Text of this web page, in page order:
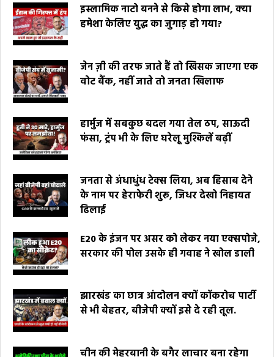
इस्लामिक नाटो बनने से किसे होगा लाभ, क्या
हमेशा केलिए युद्ध का जुगाड़ हो गया?
जेन ज़ी की तरफ जाते हैं तो खिसक जाएगा एक
वोट बैंक, नहीं जाते तो जनता खिलाफ
हार्मुज में सबकुछ बदल गया तेल ठप, साऊदी
फंसा, ट्रंप भी के लिए घरेलू मुश्किलें बढ़ीं
जनता से अंधाधुंध टेक्स लिया, अब हिसाब देने
के नाम पर हेराफेरी शुरू, जिधर देखो निहायत
ढिलाई
E20 के इंजन पर असर को लेकर नया एक्सपोजे,
सरकार की पोल उसके ही गवाह ने खोल डाली
झारखंड का छात्र आंदोलन क्यों कॉकरोच पार्टी
से भी बेहतर, बीजेपी क्यों इसे दे रही तूल.
चीन की मेहरबानी के बगैर लाचार बना रहेगा